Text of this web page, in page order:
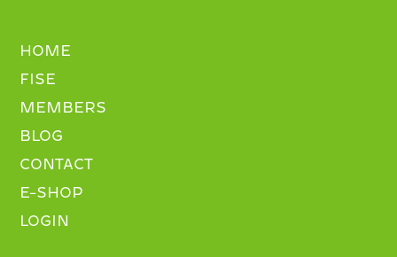
HOME
FISE
MEMBERS
BLOG
CONTACT
E-SHOP
LOGIN